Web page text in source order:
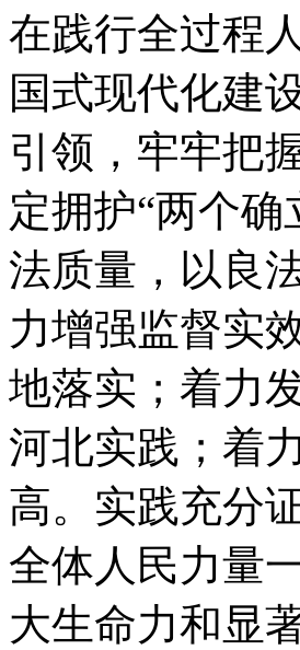
在践行全过程
国式现代化建
引领，牢牢把
定拥护“两个
法质量，以良
力增强监督实
地落实；着力
河北实践；着
高。实践充分
全体人民力量
大生命力和显